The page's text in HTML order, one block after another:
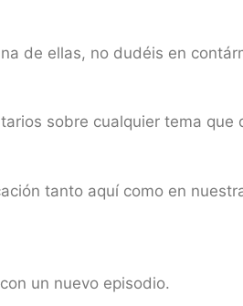
de ellas, no dudéis en
sobre cualquier tema
tanto aquí como en
un nuevo episodio.